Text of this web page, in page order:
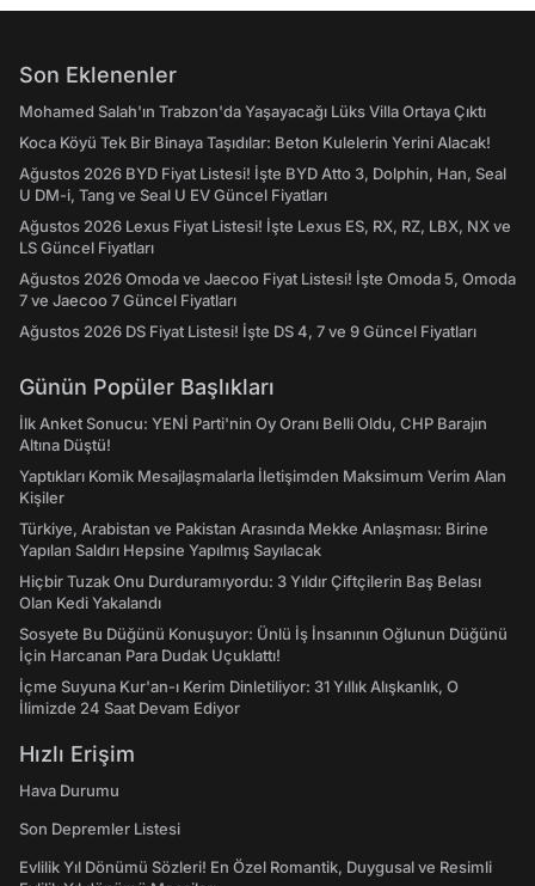
Son Eklenenler
Mohamed Salah'ın Trabzon'da Yaşayacağı Lüks Villa Ortaya Çıktı
Koca Köyü Tek Bir Binaya Taşıdılar: Beton Kulelerin Yerini Alacak!
Ağustos 2026 BYD Fiyat Listesi! İşte BYD Atto 3, Dolphin, Han, Seal
U DM-i, Tang ve Seal U EV Güncel Fiyatları
Ağustos 2026 Lexus Fiyat Listesi! İşte Lexus ES, RX, RZ, LBX, NX ve
LS Güncel Fiyatları
Ağustos 2026 Omoda ve Jaecoo Fiyat Listesi! İşte Omoda 5, Omoda
7 ve Jaecoo 7 Güncel Fiyatları
Ağustos 2026 DS Fiyat Listesi! İşte DS 4, 7 ve 9 Güncel Fiyatları
Günün Popüler Başlıkları
İlk Anket Sonucu: YENİ Parti'nin Oy Oranı Belli Oldu, CHP Barajın
Altına Düştü!
Yaptıkları Komik Mesajlaşmalarla İletişimden Maksimum Verim Alan
Kişiler
Türkiye, Arabistan ve Pakistan Arasında Mekke Anlaşması: Birine
Yapılan Saldırı Hepsine Yapılmış Sayılacak
Hiçbir Tuzak Onu Durduramıyordu: 3 Yıldır Çiftçilerin Baş Belası
Olan Kedi Yakalandı
Sosyete Bu Düğünü Konuşuyor: Ünlü İş İnsanının Oğlunun Düğünü
İçin Harcanan Para Dudak Uçuklattı!
İçme Suyuna Kur'an-ı Kerim Dinletiliyor: 31 Yıllık Alışkanlık, O
İlimizde 24 Saat Devam Ediyor
Hızlı Erişim
Hava Durumu
Son Depremler Listesi
Evlilik Yıl Dönümü Sözleri! En Özel Romantik, Duygusal ve Resimli